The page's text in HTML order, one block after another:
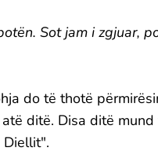
Sot jam i zgjuar,
do të thotë
ditë. Disa ditë
Diellit".